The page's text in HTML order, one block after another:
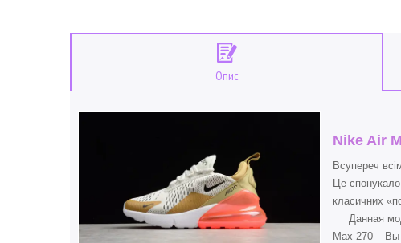
Опис
Nike Air
Всупереч
Це спонукало
класичних
Данная
Max 270 – Вы